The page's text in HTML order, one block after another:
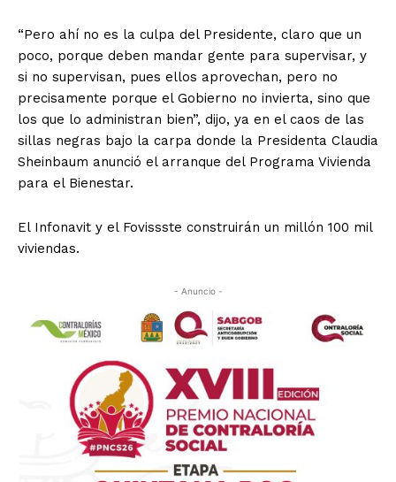
“Pero ahí no es la culpa del Presidente, claro que un
poco, porque deben mandar gente para supervisar, y
si no supervisan, pues ellos aprovechan, pero no
precisamente porque el Gobierno no invierta, sino que
los que lo administran bien”, dijo, ya en el caos de las
sillas negras bajo la carpa donde la Presidenta Claudia
Sheinbaum anunció el arranque del Programa Vivienda
para el Bienestar.
El Infonavit y el Fovissste construirán un millón 100 mil
viviendas.
- Anuncio -